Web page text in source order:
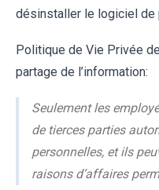
désinstaller le logiciel de
Politique de Vie Privée
partage de l’information:
Seulement les
de tierces parties
personnelles, et ils
raisons d’affaires